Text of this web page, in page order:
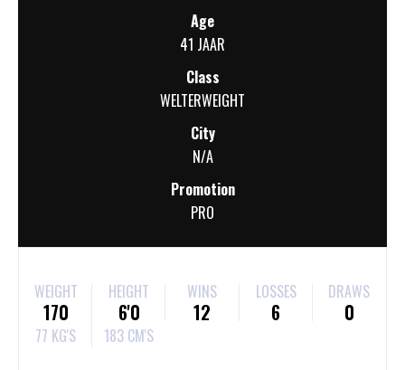
Age
41 JAAR
Class
WELTERWEIGHT
City
N/A
Promotion
PRO
WEIGHT
170
77 KG'S
HEIGHT
6'0
183 CM'S
WINS
12
LOSSES
6
DRAWS
0